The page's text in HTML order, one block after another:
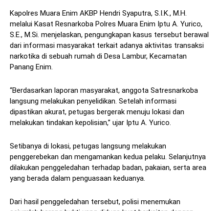
Kapolres Muara Enim AKBP Hendri Syaputra, S.I.K., M.H.
melalui Kasat Resnarkoba Polres Muara Enim Iptu A. Yurico,
S.E., M.Si. menjelaskan, pengungkapan kasus tersebut berawal
dari informasi masyarakat terkait adanya aktivitas transaksi
narkotika di sebuah rumah di Desa Lambur, Kecamatan
Panang Enim.
“Berdasarkan laporan masyarakat, anggota Satresnarkoba
langsung melakukan penyelidikan. Setelah informasi
dipastikan akurat, petugas bergerak menuju lokasi dan
melakukan tindakan kepolisian,” ujar Iptu A. Yurico.
Setibanya di lokasi, petugas langsung melakukan
penggerebekan dan mengamankan kedua pelaku. Selanjutnya
dilakukan penggeledahan terhadap badan, pakaian, serta area
yang berada dalam penguasaan keduanya.
Dari hasil penggeledahan tersebut, polisi menemukan